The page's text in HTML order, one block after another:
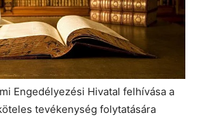
Engedélyezési Hivatal felhívása a
tevékenység folytatására